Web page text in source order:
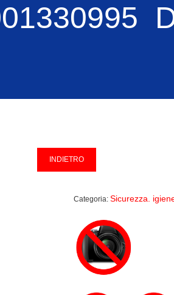
Categoria: Sicurezza.